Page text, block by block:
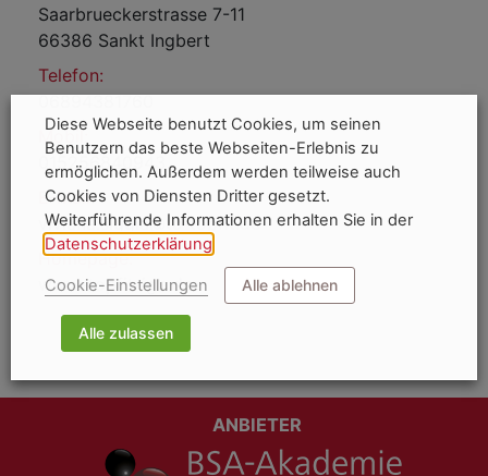
Saarbrueckerstrasse 7-11
66386 Sankt Ingbert
Telefon:
06894381760
Mobil:
015256840943
E-Mail:
viviana.siggia@tc-topfit.de
Homepage:
www-topfit-igb.de
ANBIETER
Diese Webseite benutzt Cookies, um seinen
Benutzern das beste Webseiten-Erlebnis zu
ermöglichen. Außerdem werden teilweise auch
Cookies von Diensten Dritter gesetzt.
Weiterführende Informationen erhalten Sie in der
Datenschutzerklärung
Cookie-Einstellungen Alle ablehnen
Alle zulassen